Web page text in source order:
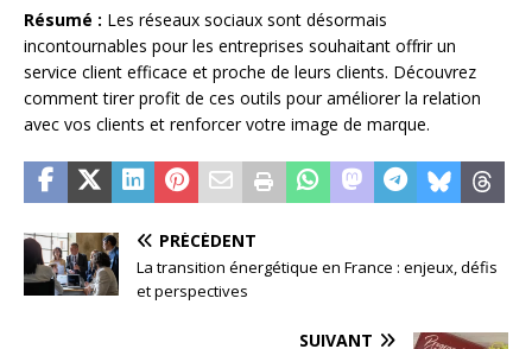
Résumé : Les réseaux sociaux sont désormais
incontournables pour les entreprises souhaitant offrir un
service client efficace et proche de leurs clients. Découvrez
comment tirer profit de ces outils pour améliorer la relation
avec vos clients et renforcer votre image de marque.
PRÉCÉDENT
La transition énergétique en France : enjeux, défis
et perspectives
SUIVANT